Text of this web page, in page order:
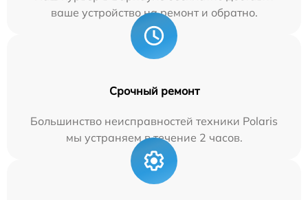
ваше устройство на ремонт и обратно.
Срочный ремонт
Большинство неисправностей техники Polaris
мы устраняем в течение 2 часов.